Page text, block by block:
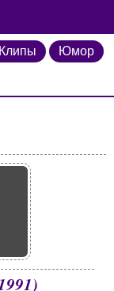
Клипы
Юмор